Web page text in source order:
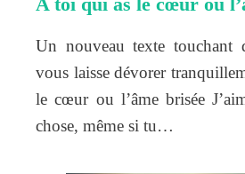
Un nouveau texte touchant
vous laisse dévorer
le cœur ou l’âme brisée
chose, même si tu…